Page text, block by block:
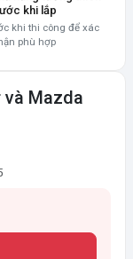
khi lắp
khi thi công để xác
phù hợp
Mazda